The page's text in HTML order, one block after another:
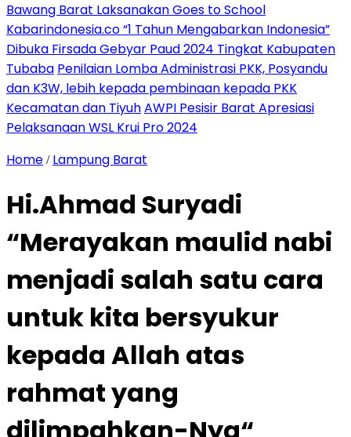
Bawang Barat Laksanakan Goes to School
Kabarindonesia.co “1 Tahun Mengabarkan Indonesia”
Dibuka Firsada Gebyar Paud 2024 Tingkat Kabupaten
Tubaba Penilaian Lomba Administrasi PKK, Posyandu
dan K3W, lebih kepada pembinaan kepada PKK
Kecamatan dan TiyuhAWPI Pesisir Barat Apresiasi
Pelaksanaan WSL Krui Pro 2024
Home / Lampung Barat
Hi.Ahmad Suryadi
“Merayakan maulid nabi
menjadi salah satu cara
untuk kita bersyukur
kepada Allah atas
rahmat yang